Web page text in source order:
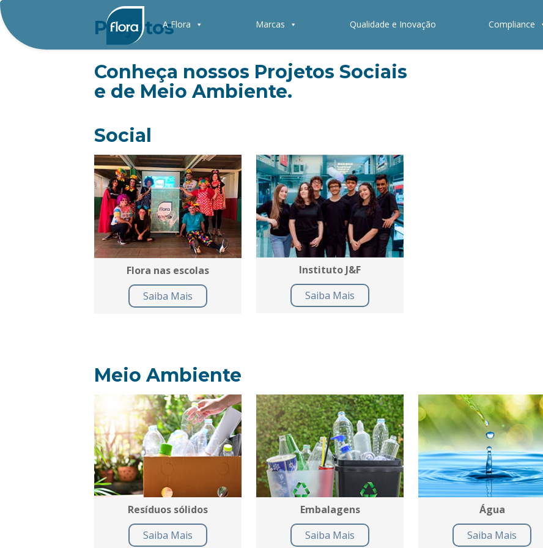
A Flora Marcas Qualidade e Inovação Compliance
Projetos
Conheça nossos Projetos Sociais
e de Meio Ambiente.
Social
Flora nas escolas
Saiba Mais
Instituto J&F
Saiba Mais
Meio Ambiente
Resíduos sólidos
Saiba Mais
Embalagens
Saiba Mais
Água
Saiba Mais